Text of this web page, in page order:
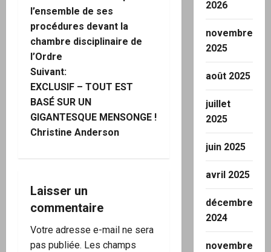
a
v
i
g
a
t
o
n
d
l’ensemble de ses
procédures devant la
chambre disciplinaire de
l’Ordre
Suivant:
EXCLUSIF – TOUT EST
BASÉ SUR UN
GIGANTESQUE MENSONGE !
Christine Anderson
Laisser un
commentaire
Votre adresse e-mail ne sera
pas publiée. Les champs
2026
novembre
2025
août 2025
juillet
2025
juin 2025
avril 2025
décembre
2024
novembre